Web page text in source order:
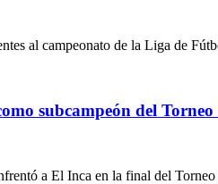
al campeonato de la Liga de
subcampeón del Torneo
a El Inca en la final del Torneo